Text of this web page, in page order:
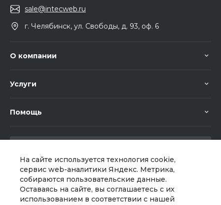
На сайте используется технология cookie,
сервис web-аналитики Яндекс. Метрика,
собираются пользовательские данные.
Оставаясь на сайте, вы соглашаетесь с их
использованием в соответствии с нашей
sale@intecweb.ru
г. Челябинск, ул. Свободы, д. 93, оф. 6
О компании
Услуги
Помощь
Мы в соц. сетях